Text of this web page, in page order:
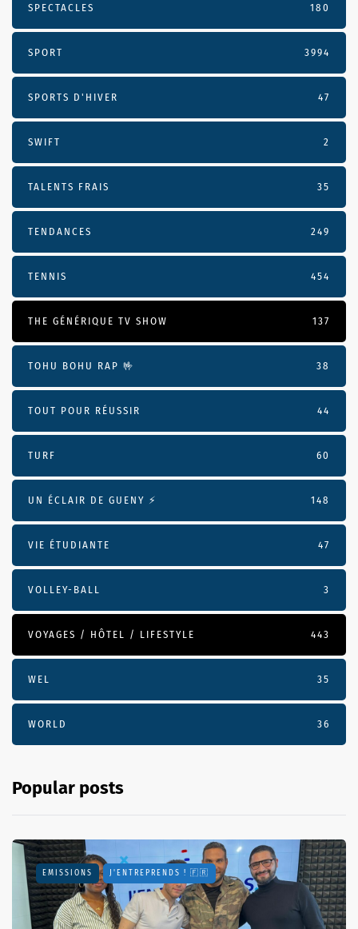
SPECTACLES 180
SPORT 3994
SPORTS D'HIVER 47
SWIFT 2
TALENTS FRAIS 35
TENDANCES 249
TENNIS 454
THE GÉNÉRIQUE TV SHOW 137
TOHU BOHU RAP 🤟 38
TOUT POUR RÉUSSIR 44
TURF 60
UN ÉCLAIR DE GUENY ⚡️ 148
VIE ÉTUDIANTE 47
VOLLEY-BALL 3
VOYAGES / HÔTEL / LIFESTYLE 443
WEL 35
WORLD 36
Popular posts
EMISSIONS J'ENTREPRENDS ! 🇫🇷